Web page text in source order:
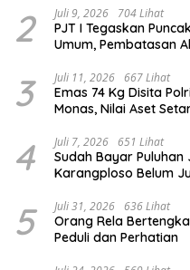
2 Juli 9, 2026 704 Lihat
PJT I Tegaskan
Umum, Pembatasan
3 Juli 11, 2026 667 Lihat
Emas 74 Kg Disita
Monas, Nilai Aset
4 Juli 7, 2026 651 Lihat
Sudah Bayar
Karangploso Belum
5 Juli 31, 2026 636 Lihat
Orang Rela
Peduli dan Perhatian